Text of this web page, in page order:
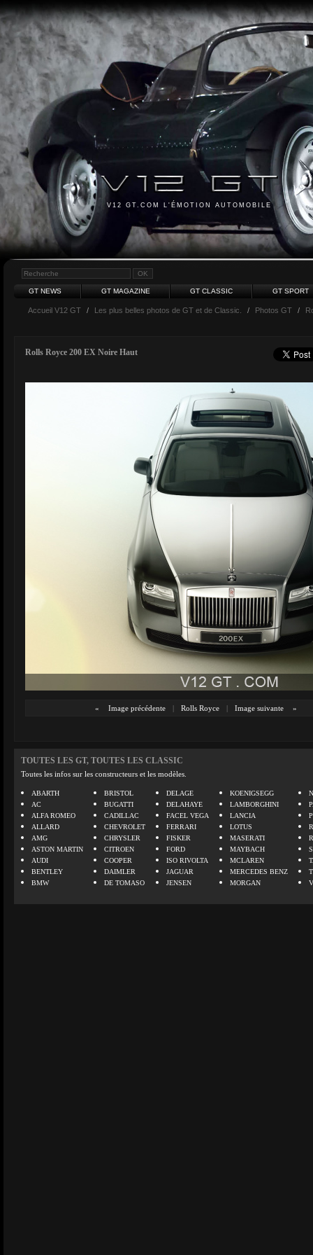
V12 GT.COM L'ÉMOTION AUTOMOBILE
GT NEWS GT MAGAZINE GT CLASSIC GT SPORT
Accueil V12 GT / Les plus belles photos de GT et de Classic. / Photos GT /
Rolls Royce 200 EX Noire Haut
« Image précédente | Rolls Royce | Image suivante »
TOUTES LES GT, TOUTES LES CLASSIC
Toutes les infos sur les constructeurs et les modèles.
ABARTH
AC
ALFA ROMEO
ALLARD
AMG
ASTON MARTIN
AUDI
BENTLEY
BMW
BRISTOL
BUGATTI
CADILLAC
CHEVROLET
CHRYSLER
CITROEN
COOPER
DAIMLER
DE TOMASO
DELAGE
DELAHAYE
FACEL VEGA
FERRARI
FISKER
FORD
ISO RIVOLTA
JAGUAR
JENSEN
KOENIGSEGG
LAMBORGHINI
LANCIA
LOTUS
MASERATI
MAYBACH
MCLAREN
MERCEDES BENZ
MORGAN